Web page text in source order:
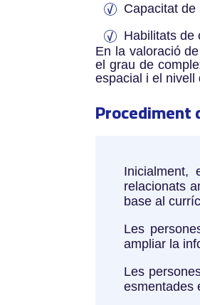
Capacitat de
Habilitats de
En la valoració
el grau de
espacial i el nivell
Procediment
Inicialment,
relacionats
base al
Les
ampliar la
Les
esmentades